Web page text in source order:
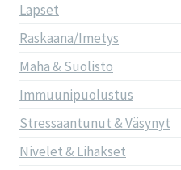
Lapset
Raskaana/Imetys
Maha & Suolisto
Immuunipuolustus
Stressaantunut & Väsynyt
Nivelet & Lihakset